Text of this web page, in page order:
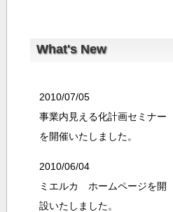
What's New
2010/07/05
事業内見える化計画セミナー
を開催いたしました。
2010/06/04
ミエルカ ホームページを開
設いたしました。